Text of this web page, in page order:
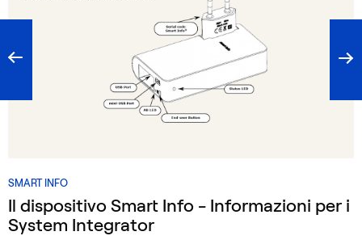
MODULO
INFO
SMART INFO
Il dispositivo Smart Info - Informazioni per i
System Integrator